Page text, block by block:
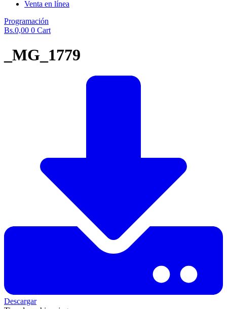
Venta en línea
Programación
Bs.0,00 0 Cart
_MG_1779
Descargar